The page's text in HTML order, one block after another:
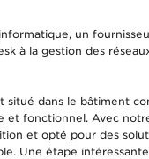
un
à la gestion des
dans le bâtiment
fonctionnel. Avec
et opté pour des
Une étape